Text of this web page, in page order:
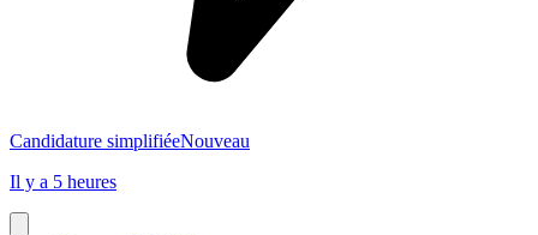
Candidature simplifiéeNouveau
Il y a 5 heures